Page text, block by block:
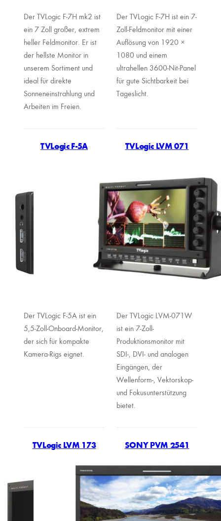
Der TVLogic F-7H mk2 ist
ein 7 Zoll großer, extrem
heller Feldmonitor. Er ist
der hellste Monitor in
unserem Sortiment und
ideal für direkte
Sonneneinstrahlung und
Arbeiten im Freien.
Der TVLogic F-7H ist ein 7-
Zoll-Feldmonitor mit einer
Auflösung von 1920 ×
1080 und einem
ultrahellen 3600-Nit-Panel
für gute Sichtbarkeit bei
Tageslicht.
TVLogic F-5A
Der TVLogic F-5A ist ein
5,5-Zoll-Onboard-Monitor,
der sich für kompakte
Kamera-Rigs eignet.
TVLogic LVM 071
Der TVLogic LVM-071W
ist ein 7-Zoll-
Produktionsmonitor mit
SDI-, DVI- und analogen
Eingängen, der
Wellenform-, Vektorskop-
und Fokusunterstützung
bietet.
TVLogic LVM 173 SONY PVM 2541